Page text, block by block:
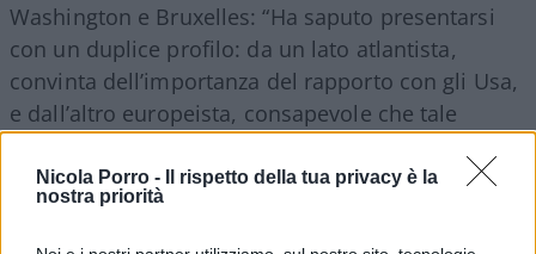
Nicola Porro -
Il rispetto della tua privacy è la
nostra priorità
Washington e Bruxelles: “Ha saputo presentarsi
con un duplice profilo: da un lato atlantista,
convinta dell’importanza del rapporto con gli Usa,
e dall’altro europeista, consapevole che tale
c’è un’Ue coesa”.
Un approccio, quello della Meloni, che avrebbe